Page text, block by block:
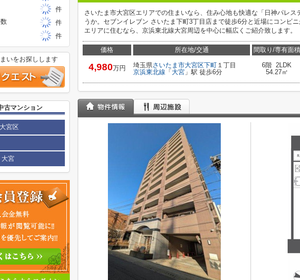
さいたま市大宮区エリアでの住まいなら、住み心地も快適な「日神パレ
うか。セブンイレブン さいたま下町3丁目店まで徒歩6分と近場にコンビ
エリアに住むなら、京浜東北線大宮周辺を中心に幅広くご紹介致します。
価格
4,980万円
所在地/交通
埼玉県さいたま市大宮区下町 １丁目
京浜東北線 「 大宮 」駅 徒歩6分
間取り/専有面積
6階 2LDK
54.27㎡
件
件
件
いをお探しします
古マンション
宮区
大宮